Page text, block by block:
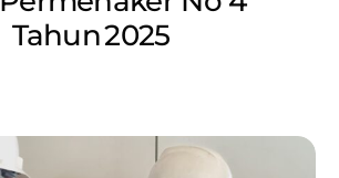
Tahun 2025